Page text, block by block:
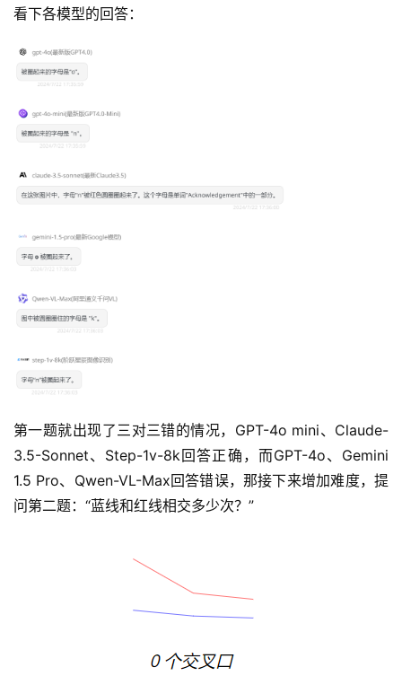
看下各模型的回答：
第一题就出现了三对三错的情况，GPT-4o mini、Claude-
3.5-Sonnet、Step-1v-8k回答正确，而GPT-4o、Gemini
1.5 Pro、Qwen-VL-Max回答错误，那接下来增加难度，提
问第二题：“蓝线和红线相交多少次？”